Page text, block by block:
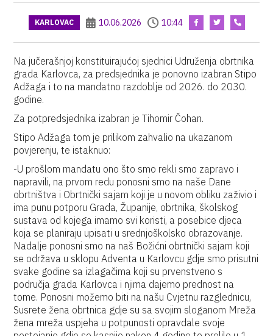
KARLOVAC 10.06.2026 10:44
Na jučerašnjoj konstituirajućoj sjednici Udruženja obrtnika
grada Karlovca, za predsjednika je ponovno izabran Stipo
Adžaga i to na mandatno razdoblje od 2026. do 2030.
godine.
Za potpredsjednika izabran je Tihomir Čohan.
Stipo Adžaga tom je prilikom zahvalio na ukazanom
povjerenju, te istaknuo:
-U prošlom mandatu ono što smo rekli smo zapravo i
napravili, na prvom redu ponosni smo na naše Dane
obrtništva i Obrtnički sajam koji je u novom obliku zaživio i
ima punu potporu Grada, Županije, obrtnika, školskog
sustava od kojega imamo svi koristi, a posebice djeca
koja se planiraju upisati u srednjoškolsko obrazovanje.
Nadalje ponosni smo na naš Božićni obrtnički sajam koji
se održava u sklopu Adventa u Karlovcu gdje smo prisutni
svake godine sa izlagačima koji su prvenstveno s
područja grada Karlovca i njima dajemo prednost na
tome. Ponosni možemo biti na našu Cvjetnu razglednicu,
Susrete žena obrtnica gdje su sa svojim sloganom Mreža
žena mreža uspjeha u potpunosti opravdale svoje